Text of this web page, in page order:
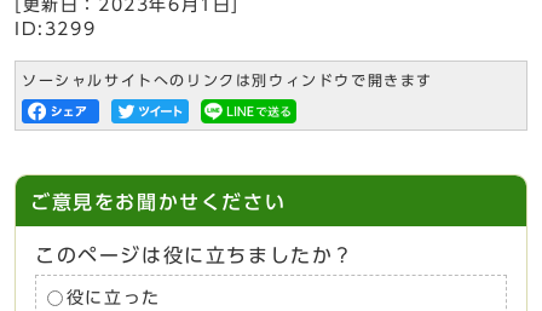
[更新日： 2023年6月1日
ID:3299
ソーシャルサイトへのリンクは別ウィンドウで開きます
ご意見をお聞かせください
このページは役に立ちましたか？
役に立った